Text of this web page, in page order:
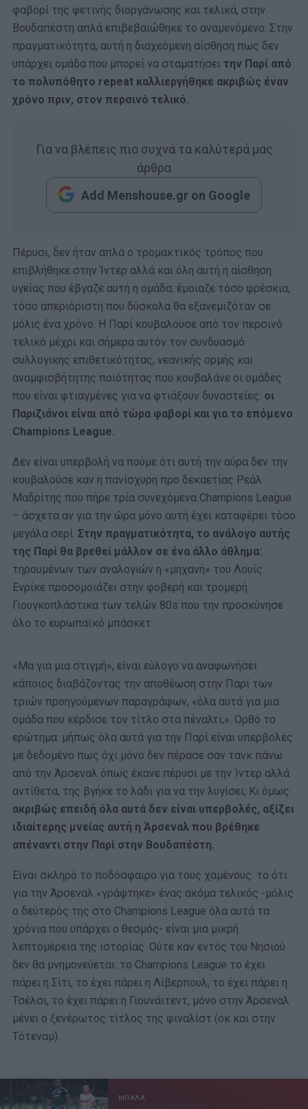
φαβορί της φετινής διοργάνωσης και τελικά, στην
Βουδαπέστη απλά επιβεβαιώθηκε το αναμενόμενο. Στην
πραγματικότητα, αυτή η διαχεόμενη αίσθηση πως δεν
υπάρχει ομάδα που μπορεί να σταματήσει την Παρί από
το πολυπόθητο repeat καλλιεργήθηκε ακριβώς έναν
χρόνο πριν, στον περσινό τελικό.
Για να βλέπεις πιο συχνά τα καλύτερά μας
άρθρα
Add Menshouse.gr on Google
Πέρυσι, δεν ήταν απλά ο τρομακτικός τρόπος που
επιβλήθηκε στην Ίντερ αλλά και όλη αυτή η αίσθηση
υγείας που έβγαζε αυτή η ομάδα: έμοιαζε τόσο φρέσκια,
τόσο απεριόριστη που δύσκολα θα εξανεμιζόταν σε
μόλις ένα χρόνο. Η Παρί κουβαλούσε από τον περσινό
τελικό μέχρι και σήμερα αυτόν τον συνδυασμό
συλλογικής επιθετικότητας, νεανικής ορμής και
αναμφισβήτητης ποιότητας που κουβαλάνε οι ομάδες
που είναι φτιαγμένες για να φτιάξουν δυναστείες: οι
Παριζιάνοι είναι από τώρα φαβορί και για το επόμενο
Champions League.
Δεν είναι υπερβολή να πούμε ότι αυτή την αύρα δεν την
κουβαλούσε καν η πανίσχυρη προ δεκαετίας Ρεάλ
Μαδρίτης που πήρε τρία συνεχόμενα Champions League
– άσχετα αν για την ώρα μόνο αυτή έχει καταφέρει τόσο
μεγάλα σερί. Στην πραγματικότητα, το ανάλογο αυτής
της Παρί θα βρεθεί μάλλον σε ένα άλλο άθλημα:
τηρουμένων των αναλογιών η «μηχανή» του Λουίς
Ενρίκε προσομοιάζει στην φοβερή και τρομερή
Γιουγκοπλάστικα των τελών 80s που την προσκύνησε
όλο το ευρωπαϊκό μπάσκετ.
«Μα για μια στιγμή», είναι εύλογο να αναφωνήσει
κάποιος διαβάζοντας την αποθέωση στην Παρί των
τριών προηγούμενων παραγράφων, «όλα αυτά για μια
ομάδα που κέρδισε τον τίτλο στα πέναλτι;». Ορθό το
ερώτημα: μήπως όλα αυτά για την Παρί είναι υπερβολές
με δεδομένο πως όχι μόνο δεν πέρασε σαν τανκ πάνω
από την Άρσεναλ όπως έκανε πέρυσι με την Ίντερ αλλά
αντίθετα, της βγήκε το λάδι για να την λυγίσει; Κι όμως:
ακριβώς επειδή όλα αυτά δεν είναι υπερβολές, αξίζει
ιδιαίτερης μνείας αυτή η Άρσεναλ που βρέθηκε
απέναντι στην Παρί στην Βουδαπέστη.
Είναι σκληρό το ποδόσφαιρο για τους χαμένους: το ότι
για την Άρσεναλ «γράφτηκε» ένας ακόμα τελικός -μόλις
ο δεύτερός της στο Champions League όλα αυτά τα
χρόνια που υπάρχει ο θεσμός- είναι μια μικρή
λεπτομέρεια της ιστορίας. Ούτε καν εντός του Νησιού
δεν θα μνημονεύεται: το Champions League το έχει
πάρει η Σίτι, το έχει πάρει η Λίβερπουλ, το έχει πάρει η
Τσέλσι, το έχει πάρει η Γιουνάιτεντ, μόνο στην Άρσεναλ
μένει ο ξενέρωτος τίτλος της φιναλίστ (οκ και στην
Τότεναμ).
ΜΠΑΛΑ